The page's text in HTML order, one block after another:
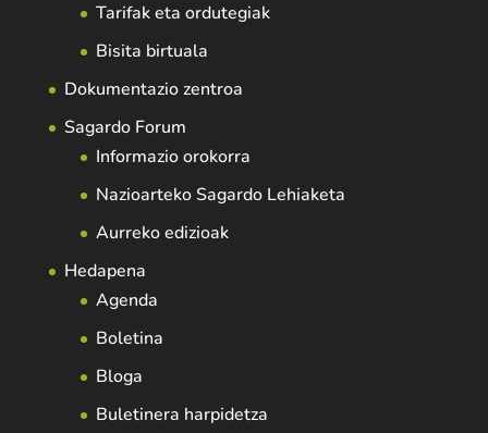
Tarifak eta ordutegiak
Bisita birtuala
Dokumentazio zentroa
Sagardo Forum
Informazio orokorra
Nazioarteko Sagardo Lehiaketa
Aurreko edizioak
Hedapena
Agenda
Boletina
Bloga
Buletinera harpidetza